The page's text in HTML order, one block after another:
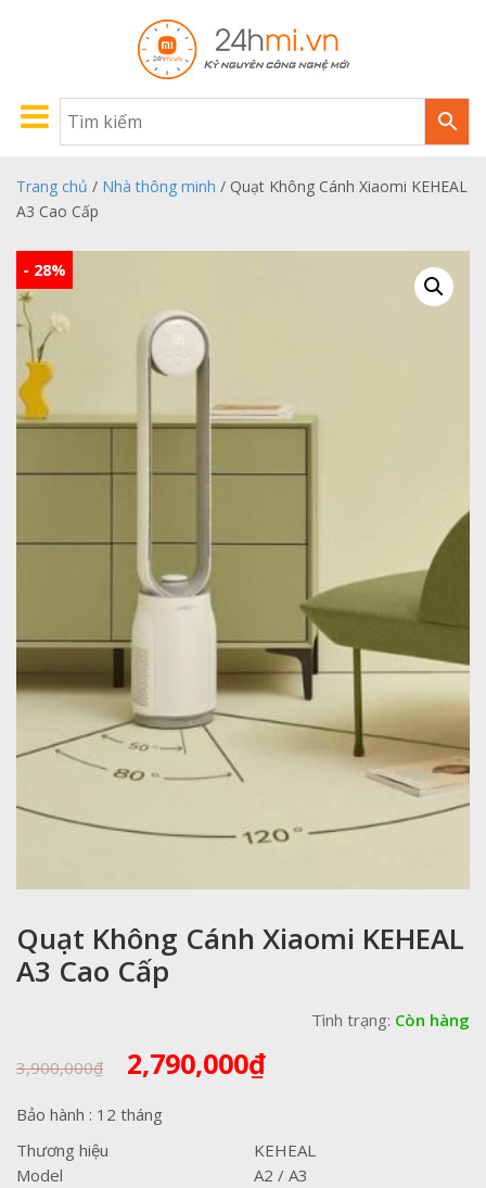
Trang chủ / Nhà thông minh / Quạt Không Cánh Xiaomi KEHEAL
A3 Cao Cấp
- 28%
Quạt Không Cánh Xiaomi KEHEAL
A3 Cao Cấp
Tình trạng: Còn hàng
3,900,000₫ Giá
gốc
là:
3,900,000₫.
2,790,000₫Giá
là:
2,790,000₫.
Bảo hành : 12 tháng
Thương hiệu
KEHEAL
Model
A2 / A3